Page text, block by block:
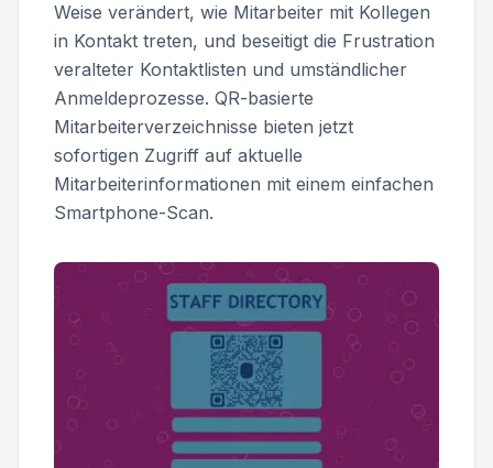
Weise verändert, wie Mitarbeiter mit Kollegen
in Kontakt treten, und beseitigt die Frustration
veralteter Kontaktlisten und umständlicher
Anmeldeprozesse. QR-basierte
Mitarbeiterverzeichnisse bieten jetzt
sofortigen Zugriff auf aktuelle
Mitarbeiterinformationen mit einem einfachen
Smartphone-Scan.